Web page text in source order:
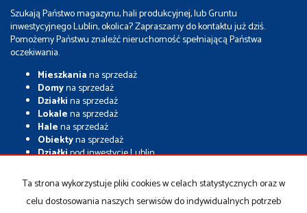
Szukają Państwo magazynu, hali produkcyjnej, lub Gruntu
inwestycyjnego Lublin, okolica? Zapraszamy do kontaktu już dziś.
Pomożemy Państwu znaleźć nieruchomość spełniającą Państwa
oczekiwania.
Mieszkaniana sprzedaż
Domyna sprzedaż
Działkina sprzedaż
Lokalena sprzedaż
Halena sprzedaż
Obiektyna sprzedaż
Działkipod inwestycje Lublin
Nieruchomościinwestycyjne Lublin
Magazyny
na sprzedaż
Halena sprzedaż
Ta strona wykorzystuje pliki cookies w celach statystycznych oraz w
celu dostosowania naszych serwisów do indywidualnych potrzeb